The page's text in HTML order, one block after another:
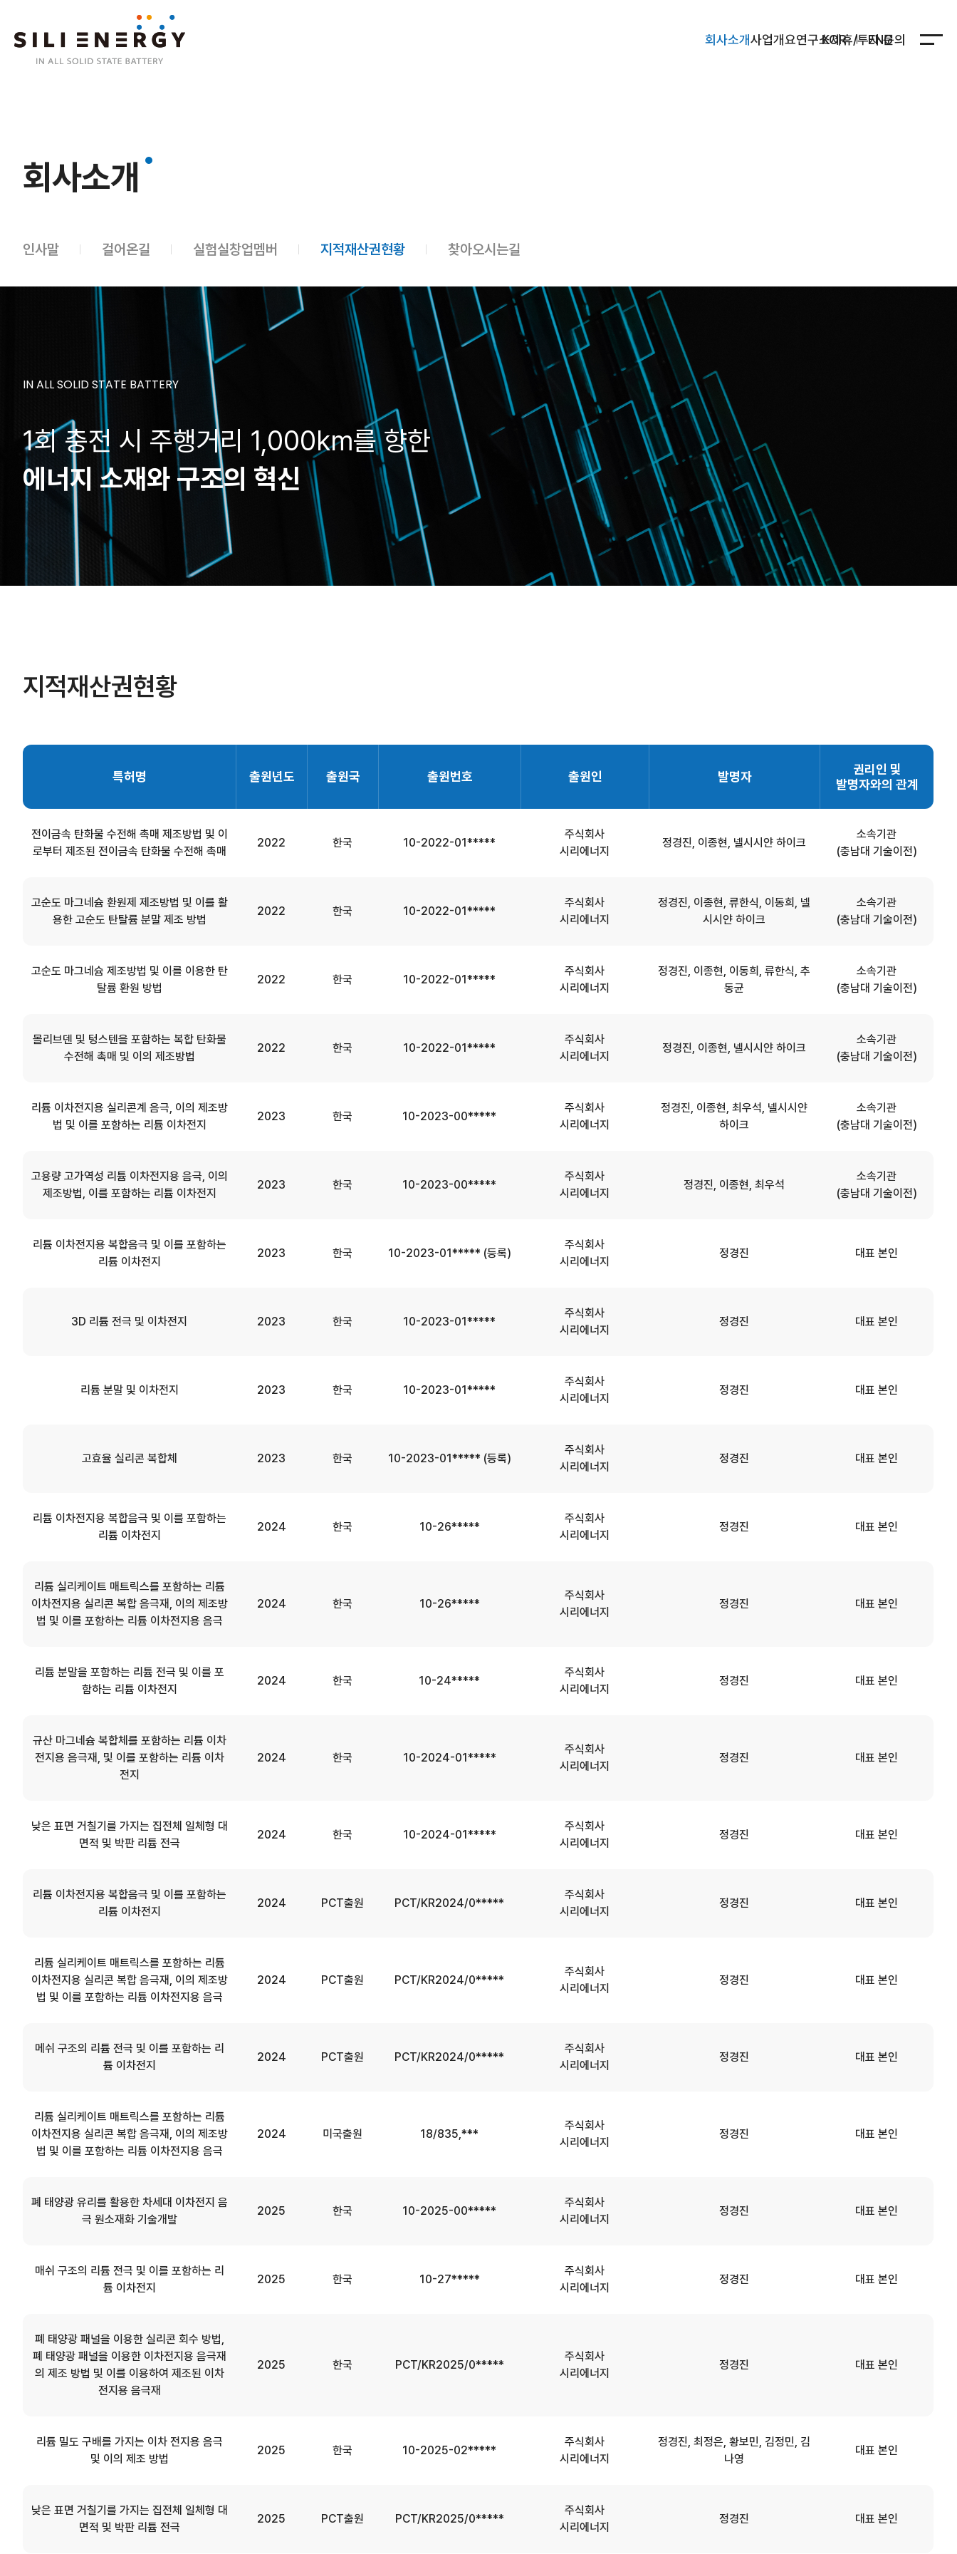
회사소개사업개요연구소제휴/투자 문의
KOR ENG
회사소개
인사말 걸어온길 실험실창업멤버 지적재산권현황 찾아오시는길
IN ALL SOLID STATE BATTERY
1회 충전 시 주행거리 1,000km를 향한
에너지 소재와 구조의 혁신
지적재산권현황
특허명 출원년도 출원국 출원번호 출원인 발명자
권리인 및
발명자와의 관계
전이금속 탄화물 수전해 촉매 제조방법 및 이
로부터 제조된 전이금속 탄화물 수전해 촉매
2022 한국 10-2022-01*****
주식회사
시리에너지
정경진, 이종현, 넬시시얀 하이크
소속기관
(충남대 기술이전)
고순도 마그네슘 환원제 제조방법 및 이를 활
용한 고순도 탄탈륨 분말 제조 방법
2022 한국 10-2022-01*****
주식회사
시리에너지
정경진, 이종현, 류한식, 이동희, 넬
시시얀 하이크
소속기관
(충남대 기술이전)
고순도 마그네슘 제조방법 및 이를 이용한 탄
탈륨 환원 방법
2022 한국 10-2022-01*****
주식회사
시리에너지
정경진, 이종현, 이동희, 류한식, 추
동균
소속기관
(충남대 기술이전)
몰리브덴 및 텅스텐을 포함하는 복합 탄화물
수전해 촉매 및 이의 제조방법
2022 한국 10-2022-01*****
주식회사
시리에너지
정경진, 이종현, 넬시시얀 하이크
소속기관
(충남대 기술이전)
리튬 이차전지용 실리콘계 음극, 이의 제조방
법 및 이를 포함하는 리튬 이차전지
2023 한국 10-2023-00*****
주식회사
시리에너지
정경진, 이종현, 최우석, 넬시시얀
하이크
소속기관
(충남대 기술이전)
고용량 고가역성 리튬 이차전지용 음극, 이의
제조방법, 이를 포함하는 리튬 이차전지
2023 한국 10-2023-00*****
주식회사
시리에너지
정경진, 이종현, 최우석
소속기관
(충남대 기술이전)
리튬 이차전지용 복합음극 및 이를 포함하는
리튬 이차전지
2023 한국 10-2023-01***** (등록)
주식회사
시리에너지
정경진 대표 본인
3D 리튬 전극 및 이차전지 2023 한국 10-2023-01*****
주식회사
시리에너지
정경진 대표 본인
리튬 분말 및 이차전지 2023 한국 10-2023-01*****
주식회사
시리에너지
정경진 대표 본인
고효율 실리콘 복합체 2023 한국 10-2023-01***** (등록)
주식회사
시리에너지
정경진 대표 본인
리튬 이차전지용 복합음극 및 이를 포함하는
리튬 이차전지
2024 한국 10-26*****
주식회사
시리에너지
정경진 대표 본인
리튬 실리케이트 매트릭스를 포함하는 리튬
이차전지용 실리콘 복합 음극재, 이의 제조방
법 및 이를 포함하는 리튬 이차전지용 음극
2024 한국 10-26*****
주식회사
시리에너지
정경진 대표 본인
리튬 분말을 포함하는 리튬 전극 및 이를 포
함하는 리튬 이차전지
2024 한국 10-24*****
주식회사
시리에너지
정경진 대표 본인
규산 마그네슘 복합체를 포함하는 리튬 이차
전지용 음극재, 및 이를 포함하는 리튬 이차
전지
2024 한국 10-2024-01*****
주식회사
시리에너지
정경진 대표 본인
낮은 표면 거칠기를 가지는 집전체 일체형 대
면적 및 박판 리튬 전극
2024 한국 10-2024-01*****
주식회사
시리에너지
정경진 대표 본인
리튬 이차전지용 복합음극 및 이를 포함하는
리튬 이차전지
2024 PCT출원 PCT/KR2024/0*****
주식회사
시리에너지
정경진 대표 본인
리튬 실리케이트 매트릭스를 포함하는 리튬
이차전지용 실리콘 복합 음극재, 이의 제조방
법 및 이를 포함하는 리튬 이차전지용 음극
2024 PCT출원 PCT/KR2024/0*****
주식회사
시리에너지
정경진 대표 본인
메쉬 구조의 리튬 전극 및 이를 포함하는 리
튬 이차전지
2024 PCT출원 PCT/KR2024/0*****
주식회사
시리에너지
정경진 대표 본인
리튬 실리케이트 매트릭스를 포함하는 리튬
이차전지용 실리콘 복합 음극재, 이의 제조방
법 및 이를 포함하는 리튬 이차전지용 음극
2024 미국출원 18/835,***
주식회사
시리에너지
정경진 대표 본인
폐 태양광 유리를 활용한 차세대 이차전지 음
극 원소재화 기술개발
2025 한국 10-2025-00*****
주식회사
시리에너지
정경진 대표 본인
매쉬 구조의 리튬 전극 및 이를 포함하는 리
튬 이차전지
2025 한국 10-27*****
주식회사
시리에너지
정경진 대표 본인
폐 태양광 패널을 이용한 실리콘 회수 방법,
폐 태양광 패널을 이용한 이차전지용 음극재
의 제조 방법 및 이를 이용하여 제조된 이차
전지용 음극재
2025 한국 PCT/KR2025/0*****
주식회사
시리에너지
정경진 대표 본인
리튬 밀도 구배를 가지는 이차 전지용 음극
및 이의 제조 방법
2025 한국 10-2025-02*****
주식회사
시리에너지
정경진, 최정은, 황보민, 김정민, 김
나영
대표 본인
낮은 표면 거칠기를 가지는 집전체 일체형 대
면적 및 박판 리튬 전극
2025 PCT출원 PCT/KR2025/0*****
주식회사
시리에너지
정경진 대표 본인